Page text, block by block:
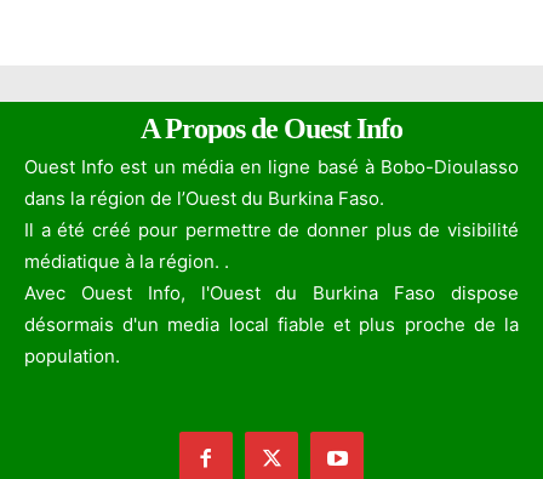
A Propos de Ouest Info
Ouest Info est un média en ligne basé à Bobo-Dioulasso
dans la région de l’Ouest du Burkina Faso.
Il a été créé pour permettre de donner plus de visibilité
médiatique à la région. .
Avec Ouest Info, l'Ouest du Burkina Faso dispose
désormais d'un media local fiable et plus proche de la
population.